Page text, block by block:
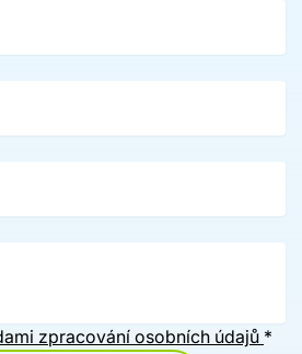
zpracování osobních údajů *